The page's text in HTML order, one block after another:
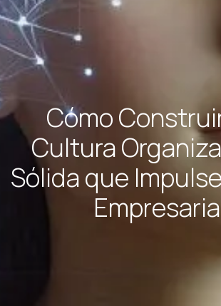
Cómo
Cultura
Sólida que